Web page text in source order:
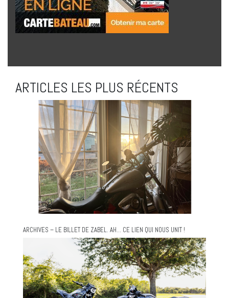
ARTICLES LES PLUS RÉCENTS
ARCHIVES – LE BILLET DE ZABEL. AH… CE LIEN QUI NOUS UNIT !